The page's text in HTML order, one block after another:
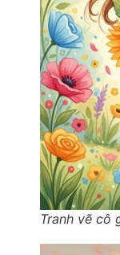
Tranh vẽ cô